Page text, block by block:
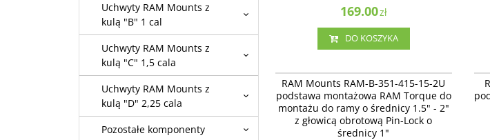
169.00zł
DO KOSZYKA
RAM-B-351-415-15-2U - podstawa montażowa
RAM® Torque™ do montażu do ramy o
średnicy 1.5” – 2” z głowicą obrotową Pin-Lock
o średnicy 1”
RAM Mounts RAM-B-351-415-15-2U
podstawa montażowa RAM Torque do
montażu do ramy o średnicy 1.5" - 2"
z głowicą obrotową Pin-Lock o
średnicy 1"
Uchwyty RAM Mounts z
kulą "B" 1 cal
Uchwyty RAM Mounts z
kulą "C" 1,5 cala
Uchwyty RAM Mounts z
kulą "D" 2,25 cala
Pozostałe komponenty